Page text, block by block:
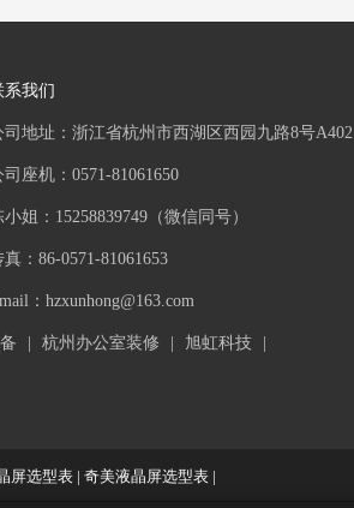
系我们
司地址：浙江省杭州市西湖区西园九路8号A402
司座机：0571-81061650
小姐：15258839749（微信同号）
真：86-0571-81061653
： hzxunhong@163.com
杭州办公室装修 旭虹科技
屏选型表| 奇美液晶屏选型表|